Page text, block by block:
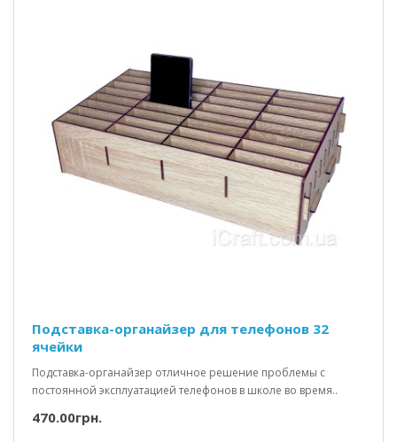
Подставка-органайзер для телефонов 32
ячейки
Подставка-органайзер отличное решение проблемы с
постоянной эксплуатацией телефонов в школе во время..
470.00грн.